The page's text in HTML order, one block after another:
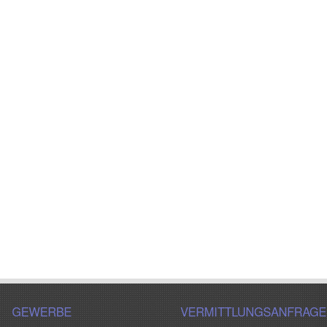
GEWERBE VERMITTLUNGSANFRAGE